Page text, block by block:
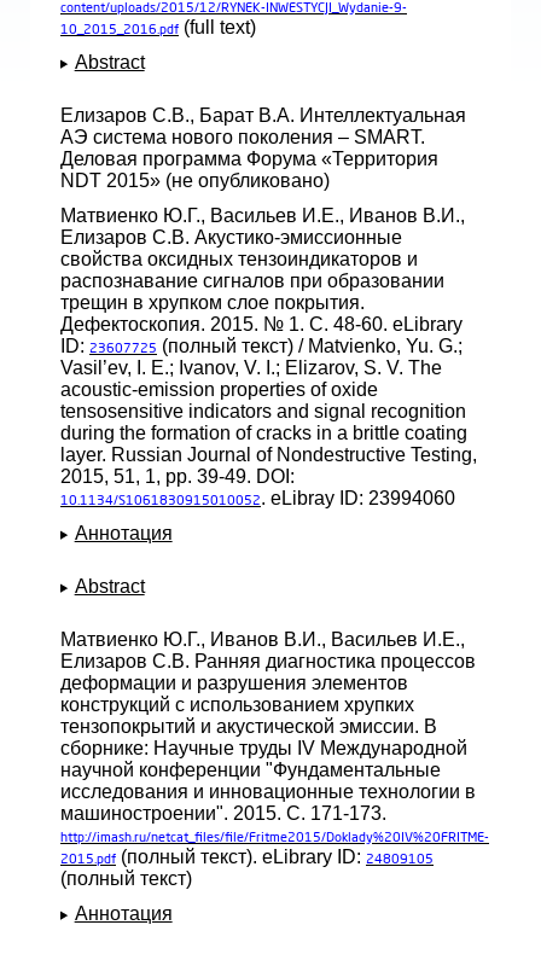
content/uploads/2015/12/RYNEK-INWESTYCJI_Wydanie-9-
10_2015_2016.pdf (full text)
Abstract
Елизаров С.В., Барат В.А. Интеллектуальная
АЭ система нового поколения – SMART.
Деловая программа Форума «Территория
NDT 2015» (не опубликовано)
Матвиенко Ю.Г., Васильев И.Е., Иванов В.И.,
Елизаров С.В. Акустико-эмиссионные
свойства оксидных тензоиндикаторов и
распознавание сигналов при образовании
трещин в хрупком слое покрытия.
Дефектоскопия. 2015. № 1. С. 48-60. eLibrary
ID: 23607725 (полный текст) / Matvienko, Yu. G.;
Vasil’ev, I. E.; Ivanov, V. I.; Elizarov, S. V. The
acoustic-emission properties of oxide
tensosensitive indicators and signal recognition
during the formation of cracks in a brittle coating
layer. Russian Journal of Nondestructive Testing,
2015, 51, 1, pp. 39-49. DOI:
10.1134/S1061830915010052. eLibray ID: 23994060
Аннотация
Abstract
Матвиенко Ю.Г., Иванов В.И., Васильев И.Е.,
Елизаров С.В. Ранняя диагностика процессов
деформации и разрушения элементов
конструкций с использованием хрупких
тензопокрытий и акустической эмиссии. В
сборнике: Научные труды IV Международной
научной конференции "Фундаментальные
исследования и инновационные технологии в
машиностроении". 2015. С. 171-173.
http://imash.ru/netcat_files/file/Fritme2015/Doklady%20IV%20FRITME-
2015.pdf (полный текст). eLibrary ID: 24809105
(полный текст)
Аннотация